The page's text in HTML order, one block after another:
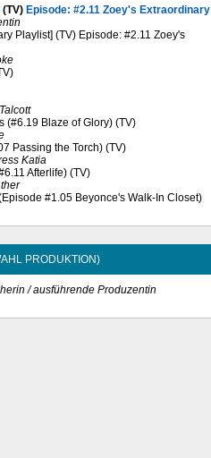
(TV) Episode: #2.11 Zoey's Extraordinary
Playlist] (TV) Episode: #2.11 Zoey's
(#6.19 Blaze of Glory) (TV)
Passing the Torch) (TV)
Katia
Afterlife) (TV)
#1.05 Beyonce's Walk-In Closet)
PRODUKTION)
/ ausführende Produzentin